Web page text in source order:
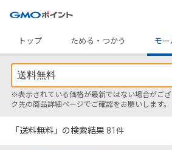
トップ
ためる・つかう モー
※表示されている価格が最新ではない場合がご
ク先の商品詳細ページでご確認をお願いします。
「送料無料」の検索結果 81 件